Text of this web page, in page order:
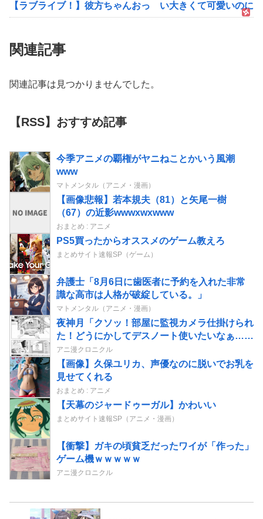
【ラブライブ！】彼方ちゃんおっ い大きくて可愛いのに
関連記事
関連記事は見つかりませんでした。
【RSS】おすすめ記事
今季アニメの覇権がヤニねことかいう風潮
www
マトメンタル（アニメ・漫画）
【画像悲報】若本規夫（81）と矢尾一樹
（67）の近影wwwxwxwww
おまとめ : アニメ
PS5買ったからオススメのゲーム教えろ
まとめサイト速報SP（ゲーム）
弁護士「8月6日に歯医者に予約を入れた非常
識な高市は人格が破綻している。」
マトメンタル（アニメ・漫画）
夜神月「クソッ！部屋に監視カメラ仕掛けられ
た！どうにかしてデスノート使いたいなぁ…せ
や！」→結果
アニ漫クロニクル
【画像】久保ユリカ、声優なのに脱いでお乳を
見せてくれる
おまとめ : アニメ
【天幕のジャードゥーガル】かわいい
まとめサイト速報SP（アニメ・漫画）
【衝撃】ガキの頃貧乏だったワイが「作った」
ゲーム機ｗｗｗｗｗ
アニ漫クロニクル